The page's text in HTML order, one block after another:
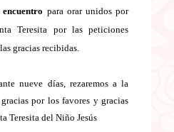
para orar unidos por
Teresita por las peticiones
gracias recibidas.
nueve días, rezaremos a la
por los favores y gracias
Teresita del Niño Jesús